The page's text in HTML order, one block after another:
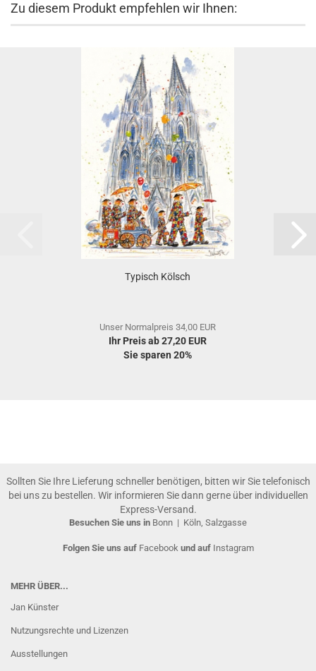
Zu diesem Produkt empfehlen wir Ihnen:
Typisch Kölsch
Unser Normalpreis 34,00 EUR
Ihr Preis ab 27,20 EUR
Sie sparen 20%
Sollten Sie Ihre Lieferung schneller benötigen, bitten wir Sie telefonisch
bei uns zu bestellen. Wir informieren Sie dann gerne über individuellen
Express-Versand.
Besuchen Sie uns in Bonn | Köln, Salzgasse
Folgen Sie uns auf Facebook und auf Instagram
MEHR ÜBER...
Jan Künster
Nutzungsrechte und Lizenzen
Ausstellungen